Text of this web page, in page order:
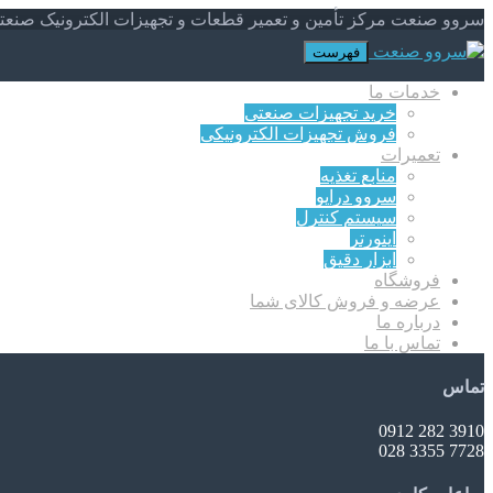
سروو صنعت مرکز تأمین و تعمیر قطعات و تجهیزات الکترونیک
فهرست
خدمات ما
خرید تجهیزات صنعتی
فروش تجهیزات الکترونیکی
تعمیرات
منابع تغذیه
سروو درایو
سیستم کنترل
اینورتر
ابزار دقیق
فروشگاه
عرضه و فروش کالای شما
درباره ما
تماس با ما
تماس
3910 282 0912
7728 3355 028